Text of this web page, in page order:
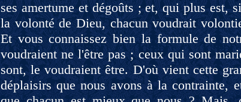
ses amertume et dégoûts ; et, qui plus est,
la volonté de Dieu, chacun voudrait
Et vous connaissez bien la formule de
voudraient ne l'être pas ; ceux qui sont
sont, le voudraient être. D'où vient cette
déplaisirs que nous avons à la contrainte,